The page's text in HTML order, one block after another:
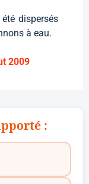
dispersés
à eau.
2009
: